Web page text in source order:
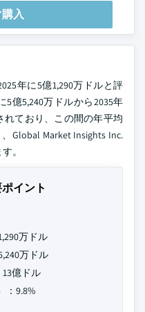
入
年に5億1,290万ドルと評
億5,240万ドルから2035年
れており、この間の年平均
Global Market Insights Inc.
。
イント
万ドル
万ドル
億ドル
：9.8%